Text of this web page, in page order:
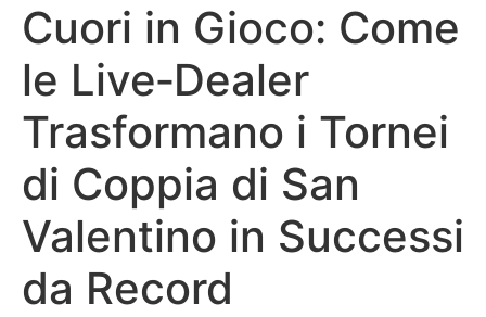
Cuori in Gioco: Come
le Live‑Dealer
Trasformano i Tornei
di Coppia di San
Valentino in Successi
da Record